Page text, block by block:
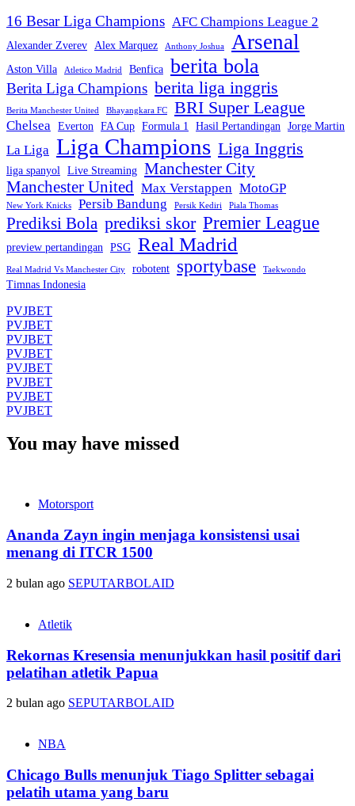
16 Besar Liga Champions AFC Champions League 2
Alexander Zverev Alex Marquez Anthony Joshua Arsenal
Aston Villa Atletico Madrid Benfica berita bola
Berita Liga Champions berita liga inggris
Berita Manchester United Bhayangkara FC BRI Super League
Chelsea Everton FA Cup Formula 1 Hasil Pertandingan Jorge Martin
La Liga Liga Champions Liga Inggris
liga spanyol Live Streaming Manchester City
Manchester United Max Verstappen MotoGP
New York Knicks Persib Bandung Persik Kediri Piala Thomas
Prediksi Bola prediksi skor Premier League
preview pertandingan PSG Real Madrid
Real Madrid Vs Manchester City robotent sportybase Taekwondo
Timnas Indonesia
PVJBET
PVJBET
PVJBET
PVJBET
PVJBET
PVJBET
PVJBET
PVJBET
You may have missed
Motorsport
Ananda Zayn ingin menjaga konsistensi usai
menang di ITCR 1500
2 bulan ago SEPUTARBOLAID
Atletik
Rekornas Kresensia menunjukkan hasil positif dari
pelatihan atletik Papua
2 bulan ago SEPUTARBOLAID
NBA
Chicago Bulls menunjuk Tiago Splitter sebagai
pelatih utama yang baru